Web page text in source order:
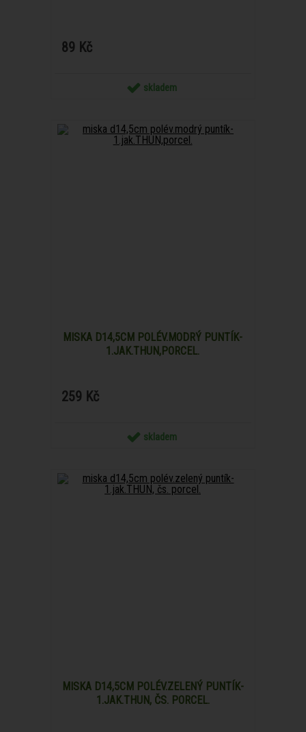
89 Kč
skladem
MISKA D14,5CM POLÉV.MODRÝ PUNTÍK-
1.JAK.THUN,PORCEL.
259 Kč
skladem
MISKA D14,5CM POLÉV.ZELENÝ PUNTÍK-
1.JAK.THUN, ČS. PORCEL.